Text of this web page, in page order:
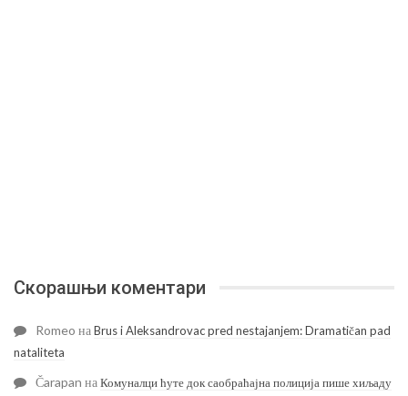
Скорашњи коментари
Romeo наBrus i Aleksandrovac pred nestajanjem: Dramatičan pad
nataliteta
Čarapan наКомуналци ћуте док саобраћајна полиција пише хиљаду